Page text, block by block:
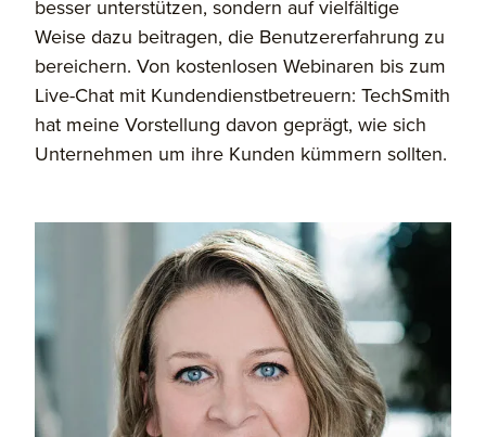
besser unterstützen, sondern auf vielfältige
Weise dazu beitragen, die Benutzererfahrung zu
bereichern. Von kostenlosen Webinaren bis zum
Live-Chat mit Kundendienstbetreuern: TechSmith
hat meine Vorstellung davon geprägt, wie sich
Unternehmen um ihre Kunden kümmern sollten.